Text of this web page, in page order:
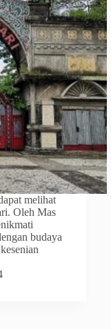
melihat
Oleh Mas
budaya